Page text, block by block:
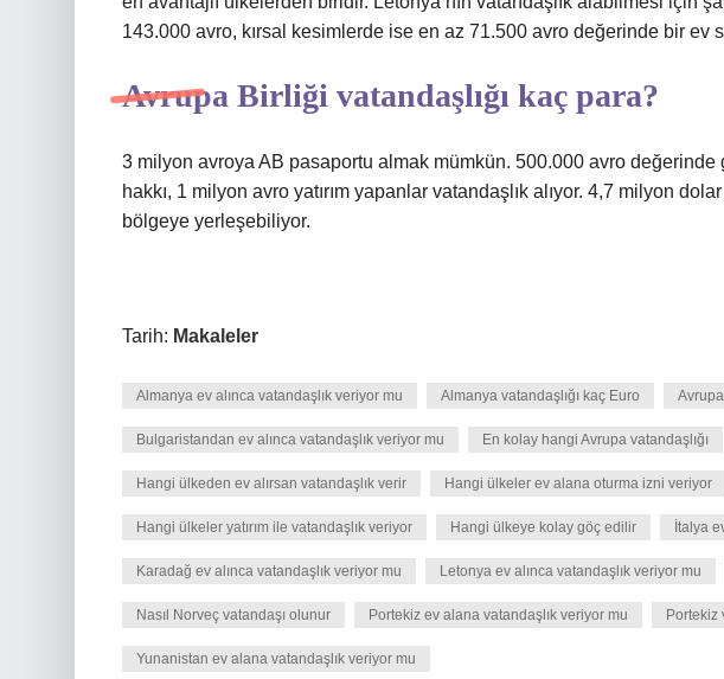
143.000 avro, kırsal kesimlerde ise en az 71.500 avro değerinde bir ev
Avrupa Birliği vatandaşlığı kaç para?
3 milyon avroya AB pasaportu almak mümkün. 500.000 avro değerinde
hakkı, 1 milyon avro yatırım yapanlar vatandaşlık alıyor. 4,7 milyon dolar
bölgeye yerleşebiliyor.
Tarih: Makaleler
Almanya ev alınca vatandaşlık veriyor mu Almanya vatandaşlığı kaç Euro
Bulgaristandan ev alınca vatandaşlık veriyor mu En kolay hangi Avrupa vatandaşlığı
Hangi ülkeden ev alırsan vatandaşlık verir Hangi ülkeler ev alana oturma izni veriyor
Hangi ülkeler yatırım ile vatandaşlık veriyor Hangi ülkeye kolay göç edilir İtalya
Karadağ ev alınca vatandaşlık veriyor mu Letonya ev alınca vatandaşlık veriyor mu
Nasıl Norveç vatandaşı olunur Portekiz ev alana vatandaşlık veriyor mu Portekiz
Yunanistan ev alana vatandaşlık veriyor mu